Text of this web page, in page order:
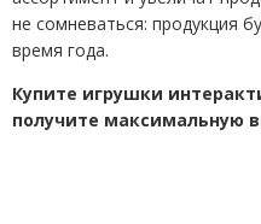
не сомневаться: продукция
время года.
Купите игрушки
получите максимальную